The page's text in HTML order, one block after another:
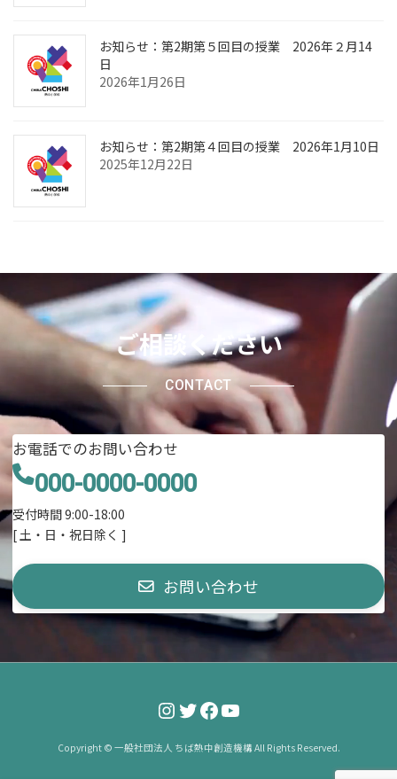
お知らせ：第2期第５回目の授業 2026年２月14
日
2026年1月26日
お知らせ：第2期第４回目の授業 2026年1月10日
2025年12月22日
ご相談ください
CONTACT
お電話でのお問い合わせ
000-0000-0000
受付時間 9:00-18:00
[ 土・日・祝日除く ]
お問い合わせ
Instagram
Twitter
Facebook
YouTube
Copyright © 一般社団法人 ちば熱中創造機構 All Rights Reserved.